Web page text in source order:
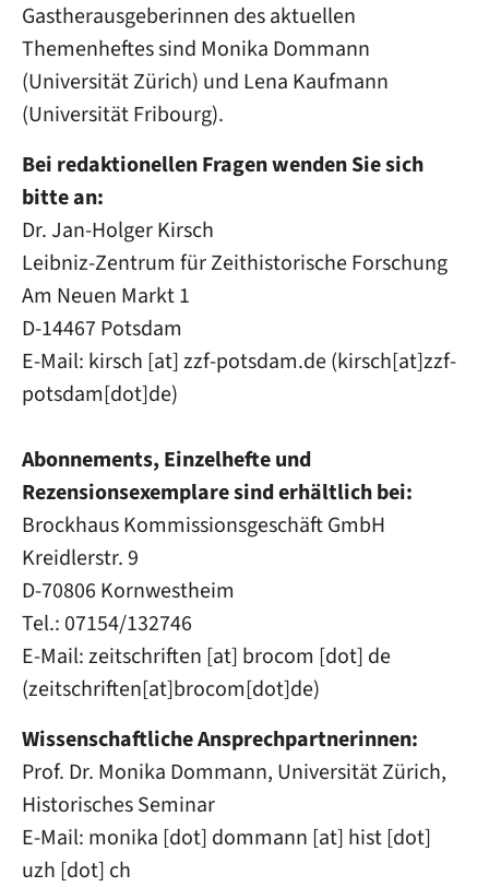
Gastherausgeberinnen des aktuellen
Themenheftes sind Monika Dommann
(Universität Zürich) und Lena Kaufmann
(Universität Fribourg).
Bei redaktionellen Fragen wenden Sie sich
bitte an:
Dr. Jan-Holger Kirsch
Leibniz-Zentrum für Zeithistorische Forschung
Am Neuen Markt 1
D-14467 Potsdam
E-Mail: kirsch [at]zzf-potsdam.de(kirsch[at]zzf-
potsdam[dot]de)
Abonnements, Einzelhefte und
Rezensionsexemplare sind erhältlich bei:
Brockhaus Kommissionsgeschäft GmbH
Kreidlerstr. 9
D-70806 Kornwestheim
Tel.: 07154/132746
E-Mail:zeitschriften [at] brocom [dot] de
(zeitschriften[at]brocom[dot]de)
Wissenschaftliche Ansprechpartnerinnen:
Prof. Dr. Monika Dommann, Universität Zürich,
Historisches Seminar
E-Mail: monika [dot] dommann [at] hist[dot]
uzh [dot] ch